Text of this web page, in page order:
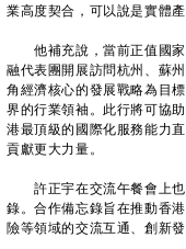
業高度契合，可以說是實體
他補充說，當前正值國家
融代表團開展訪問杭州、蘇
角經濟核心的發展戰略為目
界的行業領袖。此行將可協
港最頂級的國際化服務能力
貢獻更大力量。
許正宇在交流午餐會上也
錄。合作備忘錄旨在推動香
險等領域的交流互通、創新